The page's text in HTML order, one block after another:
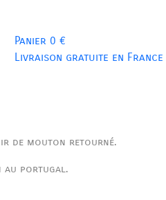
Panier 0 €
Livraison gratuite en France
de mouton retourné.
au portugal.